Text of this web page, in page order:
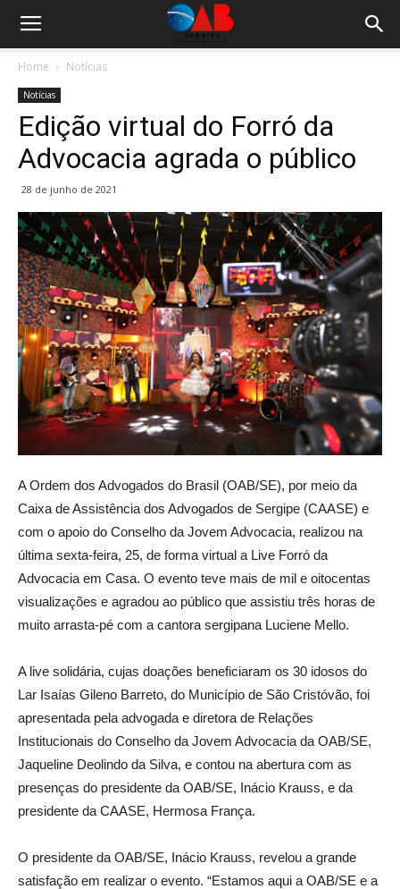
Home Notícias
Notícias
Edição virtual do Forró da
Advocacia agrada o público
28 de junho de 2021
A Ordem dos Advogados do Brasil (OAB/SE), por meio da
Caixa de Assistência dos Advogados de Sergipe (CAASE) e
com o apoio do Conselho da Jovem Advocacia, realizou na
última sexta-feira, 25, de forma virtual a Live Forró da
Advocacia em Casa. O evento teve mais de mil e oitocentas
visualizações e agradou ao público que assistiu três horas de
muito arrasta-pé com a cantora sergipana Luciene Mello.
A live solidária, cujas doações beneficiaram os 30 idosos do
Lar Isaías Gileno Barreto, do Município de São Cristóvão, foi
apresentada pela advogada e diretora de Relações
Institucionais do Conselho da Jovem Advocacia da OAB/SE,
Jaqueline Deolindo da Silva, e contou na abertura com as
presenças do presidente da OAB/SE, Inácio Krauss, e da
presidente da CAASE, Hermosa França.
O presidente da OAB/SE, Inácio Krauss, revelou a grande
satisfação em realizar o evento. “Estamos aqui a OAB/SE e a